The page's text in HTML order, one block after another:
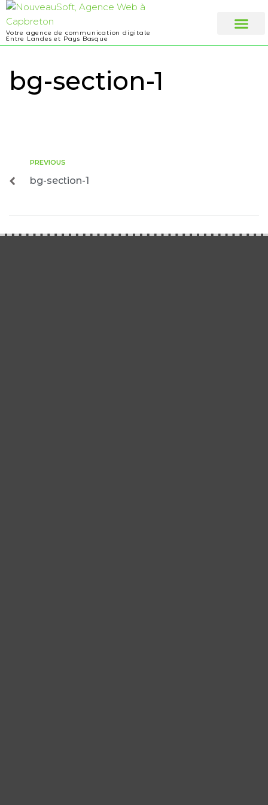
Votre agence de communication digitale
Entre Landes et Pays Basque
bg-section-1
PREVIOUS
bg-section-1